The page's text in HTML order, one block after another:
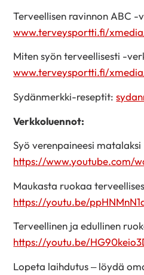
Terveellisen ravinnon ABC -
www.terveysportti.fi/
Miten syön terveellisesti -
www.terveysportti.fi/
Sydänmerkki-reseptit:
Verkkoluennot:
Syö verenpaineesi matalaksi
https://www.youtube.com/
Maukasta ruokaa
https://youtu.be/
Terveellinen ja edullinen
https://youtu.be/
Lopeta laihdutus – löydä